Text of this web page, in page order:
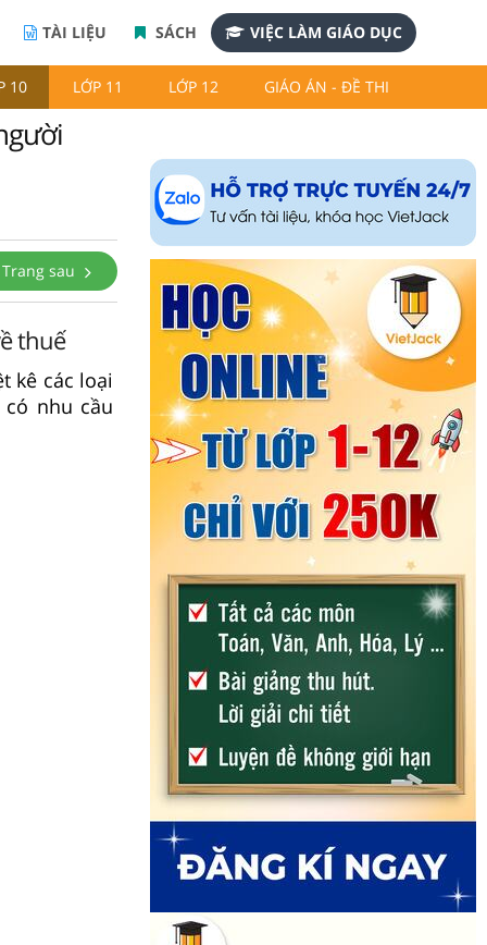
TÀI LIỆU SÁCH VIỆC LÀM GIÁO DỤC
10 LỚP 11 LỚP 12 GIÁO ÁN - ĐỀ THI
Trang sau
thuế
kê các loại
nhu cầu